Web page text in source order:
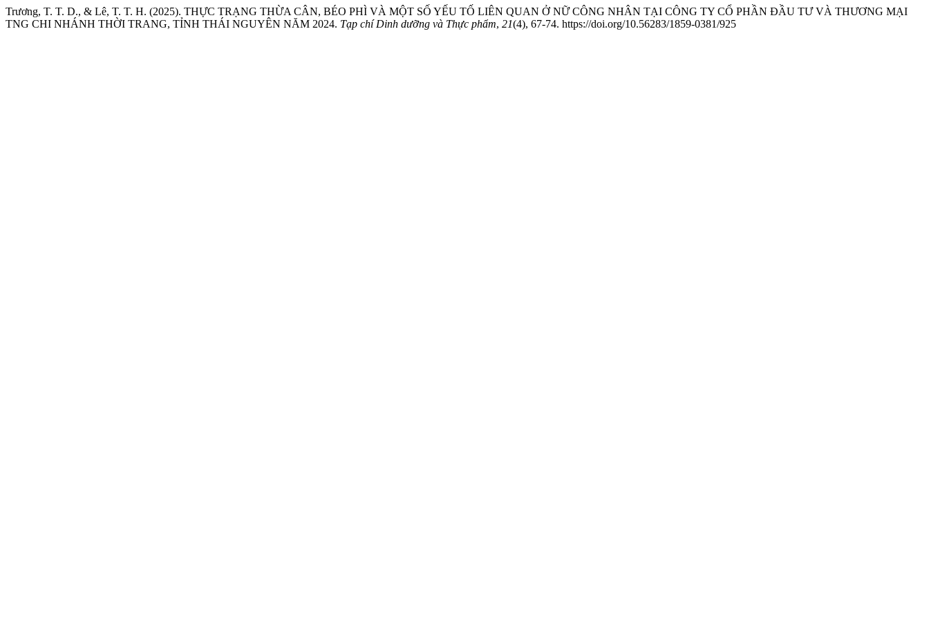
Trương, T. T. D., & Lê, T. T. H. (2025). THỰC TRẠNG THỪA CÂN, BÉO PHÌ VÀ MỘT SỐ YẾU TỐ LIÊN QUAN Ở NỮ CÔNG NHÂN TẠI CÔNG TY CỔ PHẦN ĐẦU TƯ VÀ THƯƠNG MẠI
TNG CHI NHÁNH THỜI TRANG, TỈNH THÁI NGUYÊN NĂM 2024. Tạp chí Dinh dưỡng và Thực phẩm, 21(4), 67-74. https://doi.org/10.56283/1859-0381/925